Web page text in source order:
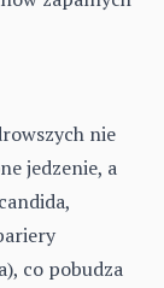
nie
jedzenie, a
co pobudza